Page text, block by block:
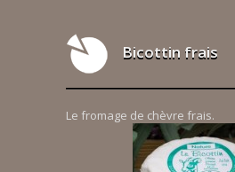
Bicottin frais
Le fromage de chèvre frais.